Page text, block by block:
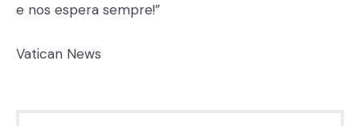
e nos espera sempre!”
Vatican News